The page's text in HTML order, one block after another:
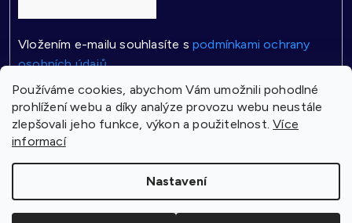
Používáme cookies, abychom Vám umožnili pohodlné
prohlížení webu a díky analýze provozu webu neustále
zlepšovali jeho funkce, výkon a použitelnost.Více
informací
Nastavení
Vložením e-mailu souhlasíte s podmínkami ochrany
osobních údajů
PŘIHLÁSIT SE
Vytvořil Shoptet